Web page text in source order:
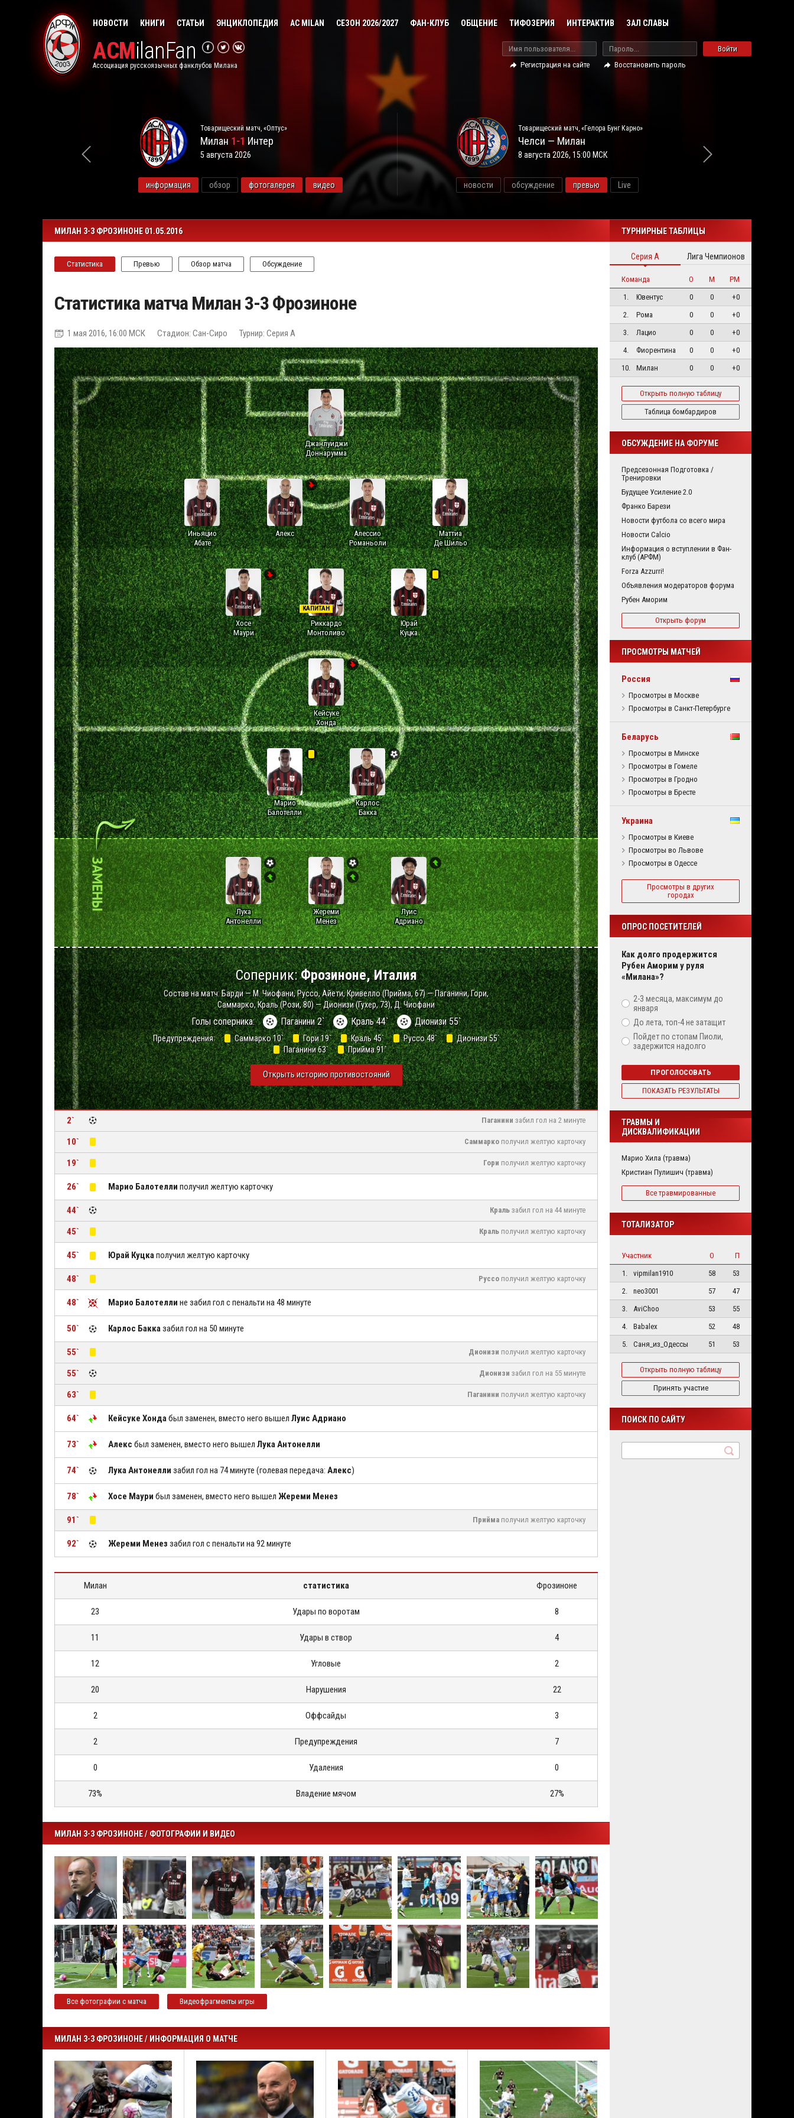
НОВОСТИ КНИГИ СТАТЬИ ЭНЦИКЛОПЕДИЯ AC MILAN СЕЗОН 2026/2027 ФАН-КЛУБ ОБЩЕНИЕ ТИФОЗЕРИЯ ИНТЕРАКТИВ ЗАЛ СЛАВЫ
ACMilanFan
Ассоциация русскоязычных фанклубов Милана
Войти
Регистрация на сайте
Восстановить пароль
Товарищеский матч, «Оптус»
Милан 1-1 Интер
5 августа 2026
информация обзор фотогалерея видео
Товарищеский матч, «Гелора Бунг Карно»
Челси — Милан
8 августа 2026, 15:00 МСК
новости обсуждение превью Live
МИЛАН 3-3 ФРОЗИНОНЕ 01.05.2016
Статистика Превью Обзор матча Обсуждение
Статистика матча Милан 3-3 Фрозиноне
1 мая 2016, 16:00 МСК Стадион: Сан-Сиро Турнир: Серия А
Джанлуиджи
Доннарумма
Иньяцио
Абате
Алекс
Алессио
Романьоли
Маттиа
Де Шильо
Хосе
Маури
КАПИТАН
Риккардо
Монтоливо
Юрай
Куцка
Кейсуке
Хонда
Марио
Балотелли
Карлос
Бакка
Лука
Антонелли
Жереми
Менез
Луис
Адриано
Соперник:Фрозиноне, Италия
Состав на матч: Барди — М. Чиофани, Руссо, Айети, Кривелло (Прийма, 67) — Паганини, Гори,
Саммарко, Краль (Рози, 80) — Дионизи (Гухер, 73), Д. Чиофани
Голы соперника: Паганини 2` Краль 44` Дионизи 55`
Предупреждения: Саммарко 10` Гори 19` Краль 45` Руссо 48`
Дионизи 55`
Паганини 63`
Прийма 91`
Открыть историю противостояний
2` Паганини забил гол на 2 минуте
10` Саммарко получил желтую карточку
19` Гори получил желтую карточку
26` Марио Балотелли получил желтую карточку
44` Краль забил гол на 44 минуте
45` Краль получил желтую карточку
45` Юрай Куцкаполучил желтую карточку
48` Руссо получил желтую карточку
48` Марио Балотелли не забил гол с пенальти на 48 минуте
50` Карлос Бакказабил гол на 50 минуте
55` Дионизи получил желтую карточку
55` Дионизи забил гол на 55 минуте
63` Паганини получил желтую карточку
64` Кейсуке Хондабыл заменен, вместо него вышел Луис Адриано
73` Алекс был заменен, вместо него вышел Лука Антонелли
74` Лука Антонелли забил гол на 74 минуте (голевая передача: Алекс)
78` Хосе Маури был заменен, вместо него вышел Жереми Менез
91` Прийма получил желтую карточку
92` Жереми Менез забил гол с пенальти на 92 минуте
Милан статистика Фрозиноне
23 Удары по воротам 8
11 Удары в створ 4
12 Угловые 2
20 Нарушения 22
2 Оффсайды 3
2 Предупреждения 7
0 Удаления 0
73% Владение мячом 27%
МИЛАН 3-3 ФРОЗИНОНЕ / ФОТОГРАФИИ И ВИДЕО
Все фотографии с матча Видеофрагменты игры
МИЛАН 3-3 ФРОЗИНОНЕ / ИНФОРМАЦИЯ О МАТЧЕ
ТУРНИРНЫЕ ТАБЛИЦЫ
Серия А Лига Чемпионов
Команда О М
РМ
1.
Ювентус 0 0
+0
2.
Рома 0 0
+0
3.
Лацио 0 0
+0
4.
Фиорентина 0 0
+0
10.
Милан 0 0 +0
Открыть полную таблицу
Таблица бомбардиров
ОБСУЖДЕНИЕ НА ФОРУМЕ
Предсезонная Подготовка /
Тренировки
Будущее Усиление 2.0
Франко Барези
Новости футбола со всего мира
Новости Calcio
Информация о вступлении в Фан-
клуб (АРФМ)
Forza Azzurri!
Объявления модераторов форума
Рубен Аморим
Открыть форум
ПРОСМОТРЫ МАТЧЕЙ
Россия
Просмотры в Москве
Просмотры в Санкт-Петербурге
Беларусь
Просмотры в Минске
Просмотры в Гомеле
Просмотры в Гродно
Просмотры в Бресте
Украина
Просмотры в Киеве
Просмотры во Львове
Просмотры в Одессе
Просмотры в других
городах
ОПРОС ПОСЕТИТЕЛЕЙ
Как долго продержится
Рубен Аморим у руля
«Милана»?
2-3 месяца, максимум до
января
До лета, топ-4 не затащит
Пойдет по стопам Пиоли,
задержится надолго
ПРОГОЛОСОВАТЬ
ПОКАЗАТЬ РЕЗУЛЬТАТЫ
ТРАВМЫ И
ДИСКВАЛИФИКАЦИИ
Марио Хила (травма)
Кристиан Пулишич (травма)
Все травмированные
ТОТАЛИЗАТОР
Участник О
П
1.
vipmilan1910 58
53
2.
neo3001 57
47
3.
AviChoo 53
55
4.
Babalex 52
48
5.
Саня_из_Одессы 51 53
Открыть полную таблицу
Принять участие
ПОИСК ПО САЙТУ